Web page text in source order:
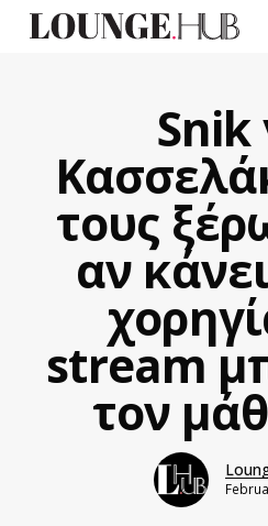
Snik
τους
αν
stream
τον